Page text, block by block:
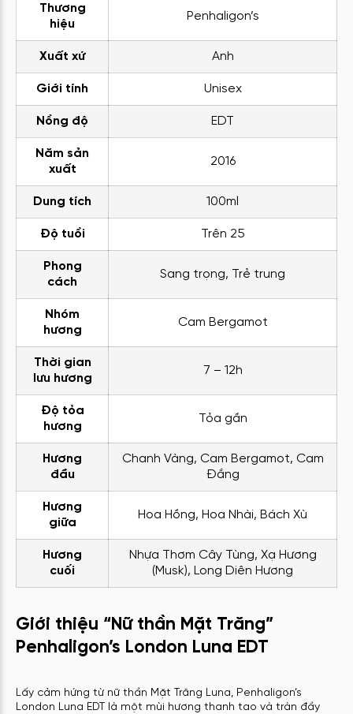
Thương
hiệu
Penhaligon’s
Xuất xứ Anh
Giới tính Unisex
Nồng độ EDT
Năm sản
xuất
2016
Dung tích 100ml
Độ tuổi Trên 25
Phong
cách
Sang trọng, Trẻ trung
Nhóm
hương
Cam Bergamot
Thời gian
lưu hương
7 – 12h
Độ tỏa
hương
Tỏa gần
Hương
đầu
Chanh Vàng, Cam Bergamot, Cam
Đắng
Hương
giữa
Hoa Hồng, Hoa Nhài, Bách Xù
Hương
cuối
Nhựa Thơm Cây Tùng, Xạ Hương
(Musk), Long Diên Hương
Giới thiệu “Nữ thần Mặt Trăng”
Penhaligon’s London Luna EDT
Lấy cảm hứng từ nữ thần Mặt Trăng Luna, Penhaligon’s
London Luna EDT là một mùi hương thanh tao và tràn đầy